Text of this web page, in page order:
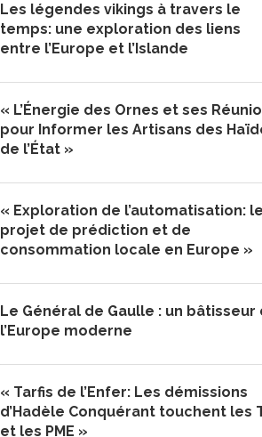
Les légendes vikings à travers le
temps: une exploration des liens
entre l’Europe et l’Islande
« L’Énergie des Ornes et ses
pour Informer les Artisans des
de l’État »
« Exploration de l’automatisation: le
projet de prédiction et de
consommation locale en Europe »
Le Général de Gaulle : un bâtisseur
l’Europe moderne
« Tarfis de l’Enfer: Les démissions
d’Hadèle Conquérant touchent les
et les PME »